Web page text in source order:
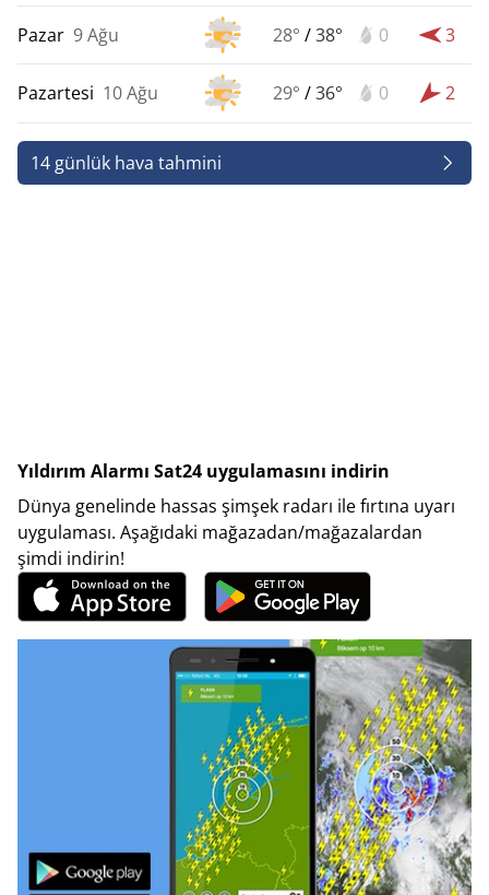
Pazar 9 Ağu 28° /38° 0 3
Pazartesi 10 Ağu 29° /36° 0 2
14 günlük hava tahmini
Yıldırım Alarmı Sat24 uygulamasını indirin
Dünya genelinde hassas şimşek radarı ile fırtına uyarı
uygulaması. Aşağıdaki mağazadan/mağazalardan
şimdi indirin!